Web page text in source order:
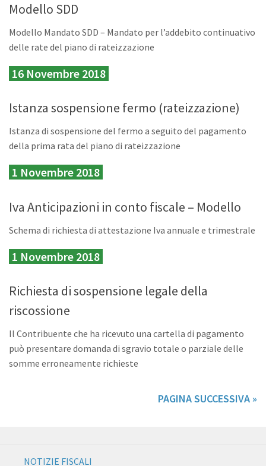
Modello SDD
Modello Mandato SDD – Mandato per l’addebito continuativo
delle rate del piano di rateizzazione
16 Novembre 2018
Istanza sospensione fermo (rateizzazione)
Istanza di sospensione del fermo a seguito del pagamento
della prima rata del piano di rateizzazione
1 Novembre 2018
Iva Anticipazioni in conto fiscale – Modello
Schema di richiesta di attestazione Iva annuale e trimestrale
1 Novembre 2018
Richiesta di sospensione legale della
riscossione
Il Contribuente che ha ricevuto una cartella di pagamento
può presentare domanda di sgravio totale o parziale delle
somme erroneamente richieste
PAGINA SUCCESSIVA »
NOTIZIE FISCALI